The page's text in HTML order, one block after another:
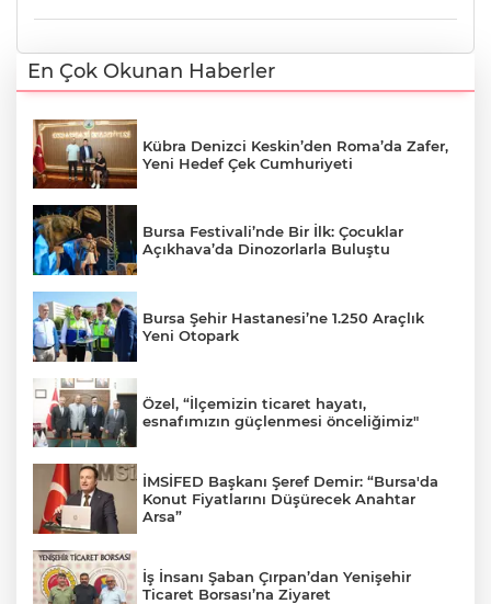
En Çok Okunan Haberler
Kübra Denizci Keskin’den Roma’da Zafer,
Yeni Hedef Çek Cumhuriyeti
Bursa Festivali’nde Bir İlk: Çocuklar
Açıkhava’da Dinozorlarla Buluştu
Bursa Şehir Hastanesi’ne 1.250 Araçlık
Yeni Otopark
Özel, “İlçemizin ticaret hayatı,
esnafımızın güçlenmesi önceliğimiz"
İMSİFED Başkanı Şeref Demir: “Bursa'da
Konut Fiyatlarını Düşürecek Anahtar
Arsa”
İş İnsanı Şaban Çırpan’dan Yenişehir
Ticaret Borsası’na Ziyaret